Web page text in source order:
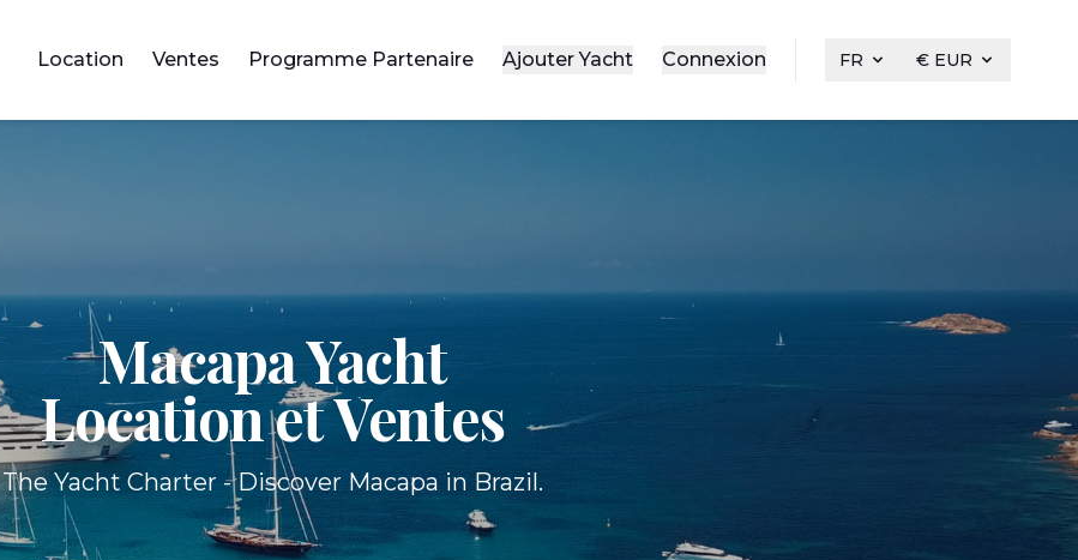
Location Ventes Programme Partenaire Ajouter Yacht Connexion FR € EUR
Macapa Yacht
Location et Ventes
The Yacht Charter - Discover Macapa in Brazil.